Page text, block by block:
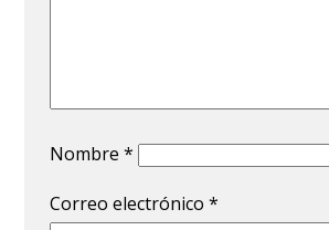
Nombre*
Correo electrónico*